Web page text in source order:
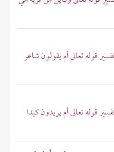
قوله تعالى أم يقولون شاعر
قوله تعالى أم يريدون كيدا